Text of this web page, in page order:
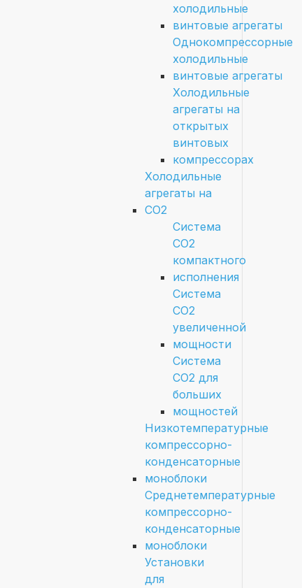
холодильные
винтовые агрегаты
Однокомпрессорные
холодильные
винтовые агрегаты
Холодильные
агрегаты на
открытых
винтовых
компрессорах
Холодильные
агрегаты на
CO2
Система
СО2
компактного
исполнения
Система
СО2
увеличенной
мощности
Система
СО2 для
больших
мощностей
Низкотемпературные
компрессорно-
конденсаторные
моноблоки
Среднетемпературные
компрессорно-
конденсаторные
моноблоки
Установки
для